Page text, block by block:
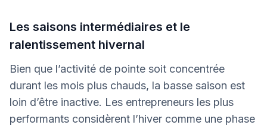
Les saisons intermédiaires et le
ralentissement hivernal
Bien que l’activité de pointe soit concentrée
durant les mois plus chauds, la basse saison est
loin d’être inactive. Les entrepreneurs les plus
performants considèrent l’hiver comme une phase